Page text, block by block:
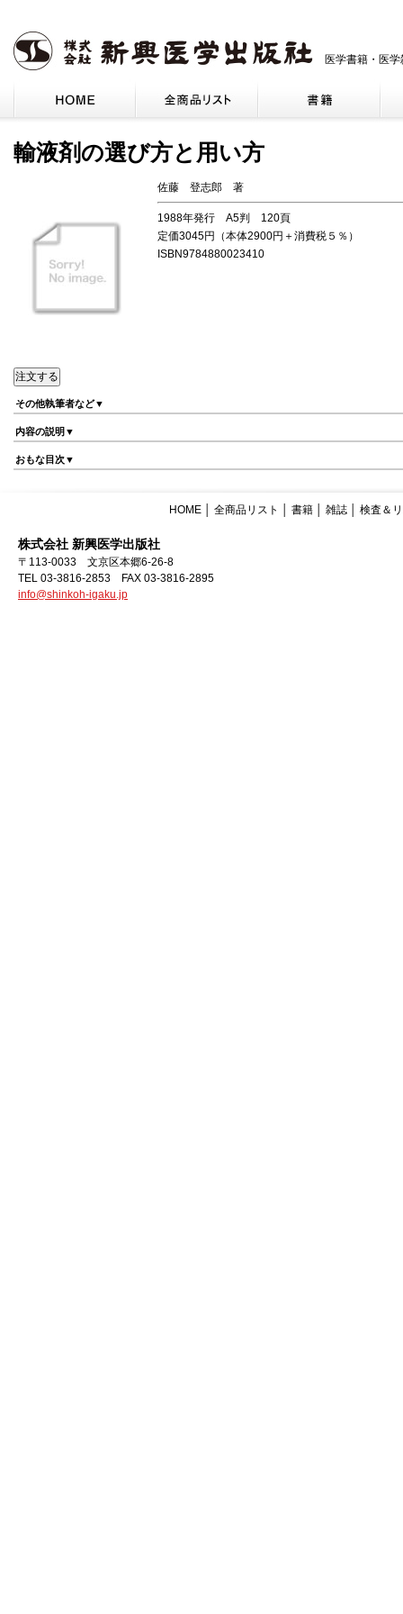
医学書籍・医
輸液剤の選び方と用い方
佐藤 登志郎 著
1988年発行 A5判 120頁
定価3045円（本体2900円＋消費税５％）
ISBN9784880023410
その他執筆者など▼
内容の説明▼
おもな目次▼
HOME 全商品リスト 書籍 雑誌 検査＆
株式会社 新興医学出版社
〒113-0033 文京区本郷6-26-8
TEL 03-3816-2853 FAX 03-3816-2895
info@shinkoh-igaku.jp